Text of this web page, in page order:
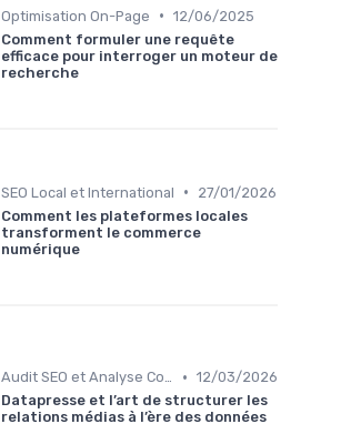
Optimisation On-Page • 12/06/2025
Comment formuler une requête
efficace pour interroger un moteur de
recherche
SEO Local et International •
27/01/2026
Comment les plateformes locales
transforment le commerce
numérique
Audit SEO et Analyse Concurrentielle • 12/03/2026
Datapresse et l’art de structurer les
relations médias à l’ère des données